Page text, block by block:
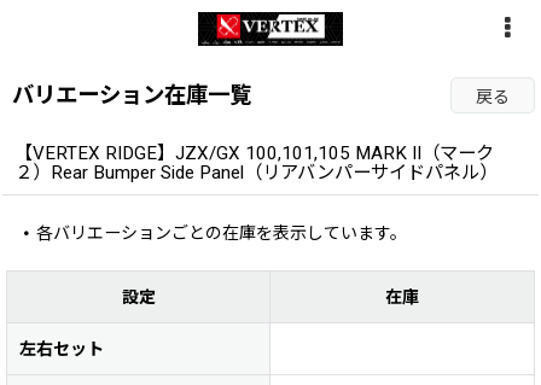
バリエーション在庫一覧 戻る
【VERTEX RIDGE】JZX/GX 100,101,105 MARK II（マーク
２）Rear Bumper Side Panel（リアバンパーサイドパネル）
各バリエーションごとの在庫を表示しています。
設定 在庫
左右セット